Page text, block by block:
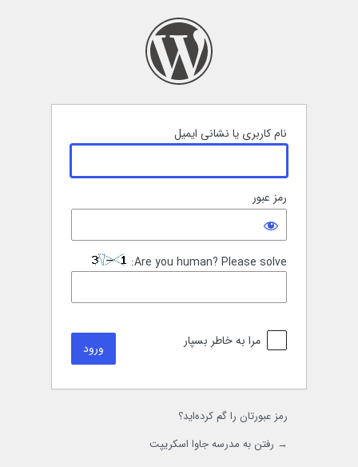
نام کاربری یا نشانی ایمیل
رمز عبور
Are you human? Please solve:
مرا به خاطر بسپار
رمز عبورتان را گم کرده‌اید؟
→ رفتن به مدرسه جاوا اسکریپت